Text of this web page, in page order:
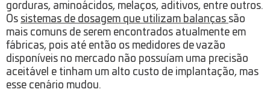
gorduras, aminoácidos, melaços, aditivos, entre outros.
Os sistemas de dosagem que utilizam balanças são
mais comuns de serem encontrados atualmente em
fábricas, pois até então os medidores de vazão
disponíveis no mercado não possuíam uma precisão
aceitável e tinham um alto custo de implantação, mas
esse cenário mudou.